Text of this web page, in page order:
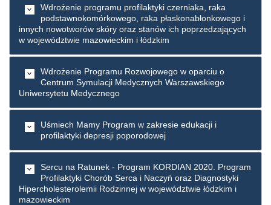
Wdrożenie programu profilaktyki czerniaka, raka
podstawnokomórkowego, raka płaskonabłonkowego i
innych nowotworów skóry oraz stanów ich poprzedzających
w województwie mazowieckim i łódzkim
Wdrożenie Programu Rozwojowego w oparciu o
Centrum Symulacji Medycznych Warszawskiego
Uniwersytetu Medycznego
Uśmiech Mamy Program w zakresie edukacji i
profilaktyki depresji poporodowej
Sercu na Ratunek - Program KORDIAN 2020. Program
Profilaktyki Chorób Serca i Naczyń oraz Diagnostyki
Hipercholesterolemii Rodzinnej w województwie łódzkim i
mazowieckim